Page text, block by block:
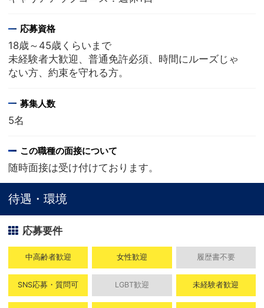
応募資格
18歳～45歳くらいまで
未経験者大歓迎、普通免許必須、時間にルーズじゃ
ない方、約束を守れる方。
募集人数
5名
この職種の面接について
随時面接は受け付けております。
待遇・環境
応募要件
中高齢者歓迎 女性歓迎 履歴書不要
SNS応募・質問可 LGBT歓迎 未経験者歓迎